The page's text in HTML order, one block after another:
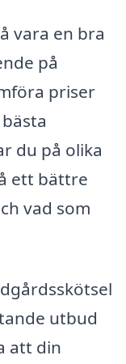
vara en bra
på
priser
du på olika
ett bättre
vad som
utbud
att din